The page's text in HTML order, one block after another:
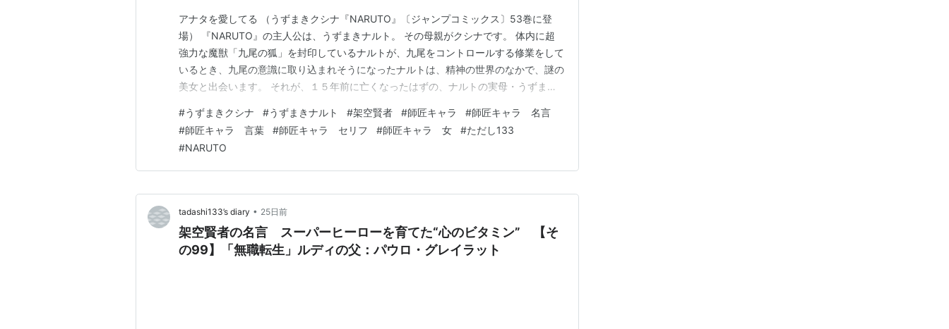
アナタを愛してる （うずまきクシナ『NARUTO』〔ジャンプコミックス〕53巻に登
場） 『NARUTO』の主人公は、うずまきナルト。 その母親がクシナです。 体内に超
強力な魔獣「九尾の狐」を封印しているナルトが、九尾をコントロールする修業をして
いるとき、九尾の意識に取り込まれそうになったナルトは、精神の世界のなかで、謎の
美女と出会います。 それが、１５年前に亡くなったはずの、ナルトの実母・うずまき
り、自身の体に九尾の狐を封印されていました。 しかし、「子を出産するときに封印
が弱まる」という弱点を知った敵が木の葉の里を襲…
#うずまきクシナ #うずまきナルト #架空賢者 #師匠キャラ #師匠キャラ 名言
#師匠キャラ 言葉 #師匠キャラ セリフ #師匠キャラ 女 #ただし133
#NARUTO
tadashi133’s diary • 25日前
架空賢者の名言 スーパーヒーローを育てた“心のビタミン” 【そ
の99】「無職転生」ルディの父：パウロ・グレイラット